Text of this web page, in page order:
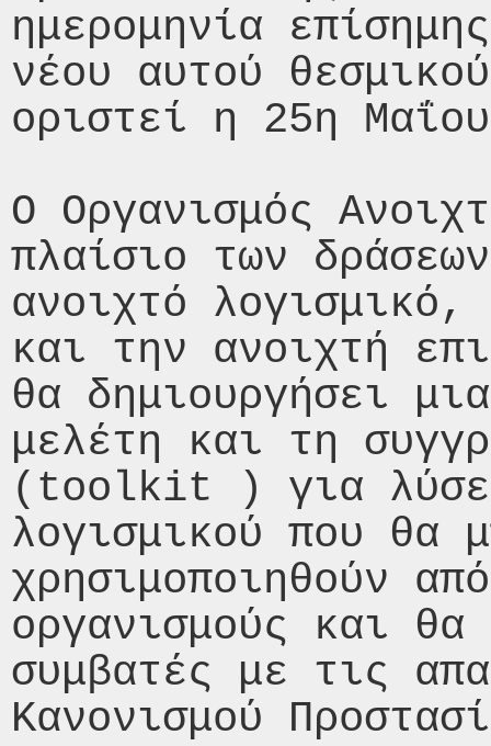
ημερομηνία
νέου αυτού
οριστεί η 25η
Ο Οργανισμός
πλαίσιο των
ανοιχτό
και την ανοιχτή
θα δημιουργήσει
μελέτη και τη
(toolkit ) για
λογισμικού που θα
χρησιμοποιηθούν
οργανισμούς και θα
συμβατές με τις
Κανονισμού